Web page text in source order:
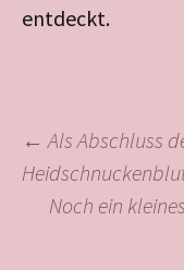
entdeckt.
← Als Abschluss
Noch ein